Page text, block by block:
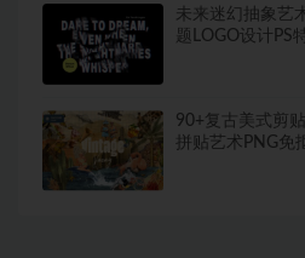
未来迷幻抽象艺
题LOGO设计PS
90+复古美式剪
拼贴艺术PNG免